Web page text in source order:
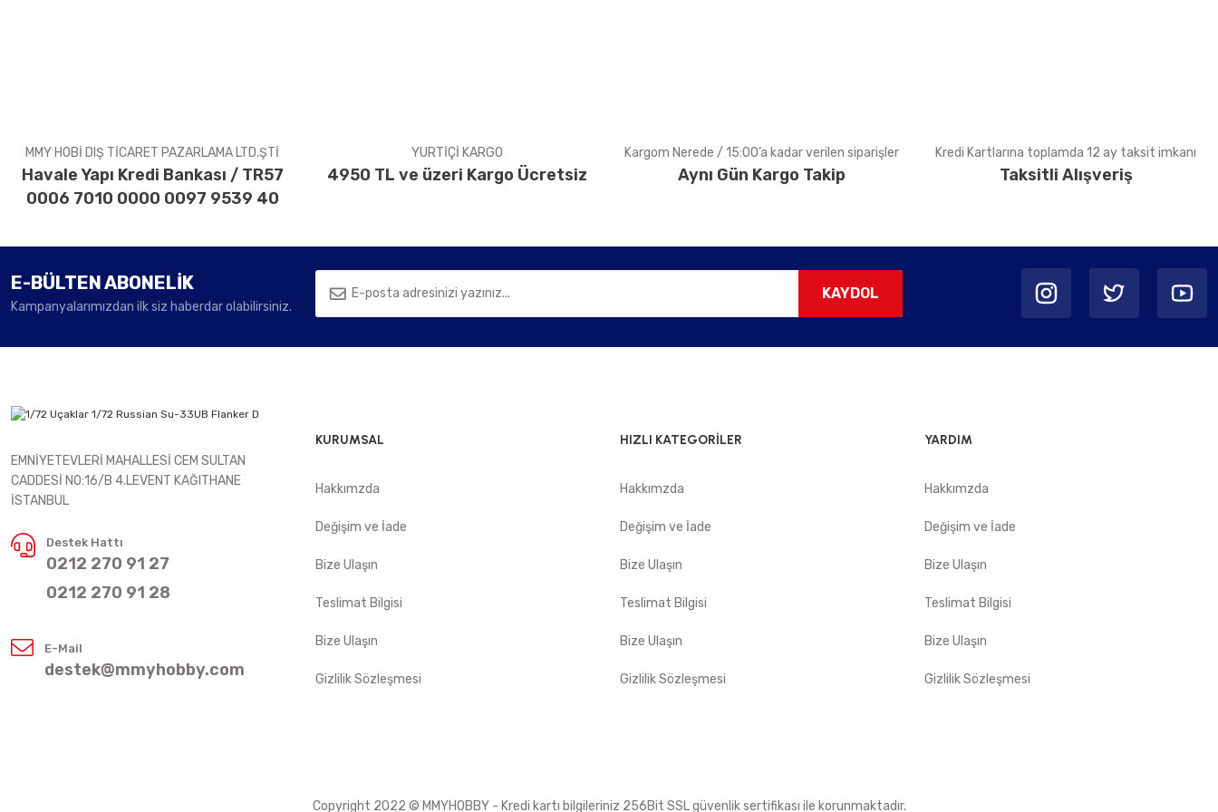
MMY HOBİ DIŞ TİCARET PAZARLAMA LTD.ŞTİ
Havale Yapı Kredi Bankası / TR57
0006 7010 0000 0097 9539 40
YURTİÇİ KARGO
4950 TL ve üzeri Kargo Ücretsiz
Kargom Nerede / 15:00’a kadar verilen siparişler
Aynı Gün Kargo Takip
Kredi Kartlarına toplamda 12 ay taksit imkanı
Taksitli Alışveriş
E-BÜLTEN ABONELİK
Kampanyalarımızdan ilk siz haberdar olabilirsiniz.
KAYDOL
EMNİYETEVLERİ MAHALLESİ CEM SULTAN
CADDESİ NO:16/B 4.LEVENT KAĞITHANE
İSTANBUL
Destek Hattı
0212 270 91 27
0212 270 91 28
E-Mail
destek@mmyhobby.com
KURUMSAL
Hakkımzda
Değişim ve İade
Bize Ulaşın
Teslimat Bilgisi
Bize Ulaşın
Gizlilik Sözleşmesi
HIZLI KATEGORİLER
Hakkımzda
Değişim ve İade
Bize Ulaşın
Teslimat Bilgisi
Bize Ulaşın
Gizlilik Sözleşmesi
YARDIM
Hakkımzda
Değişim ve İade
Bize Ulaşın
Teslimat Bilgisi
Bize Ulaşın
Gizlilik Sözleşmesi
Copyright 2022 © MMYHOBBY - Kredi kartı bilgileriniz 256Bit SSL güvenlik sertifikası ile korunmaktadır.